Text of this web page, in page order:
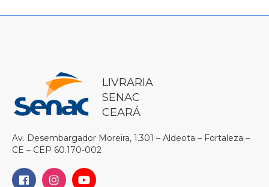
LIVRARIA
SENAC
CEARÁ
Av. Desembargador Moreira, 1.301 – Aldeota – Fortaleza –
CE – CEP 60.170-002